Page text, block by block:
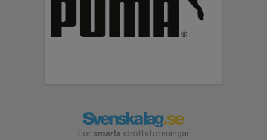
För smarta idrottsföreningar